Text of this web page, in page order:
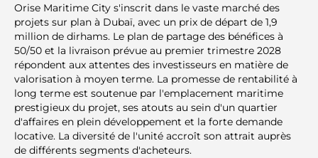
Orise Maritime City s'inscrit dans le vaste marché des
projets sur plan à Dubaï, avec un prix de départ de 1,9
million de dirhams. Le plan de partage des bénéfices à
50/50 et la livraison prévue au premier trimestre 2028
répondent aux attentes des investisseurs en matière de
valorisation à moyen terme. La promesse de rentabilité à
long terme est soutenue par l'emplacement maritime
prestigieux du projet, ses atouts au sein d'un quartier
d'affaires en plein développement et la forte demande
locative. La diversité de l'unité accroît son attrait auprès
de différents segments d'acheteurs.